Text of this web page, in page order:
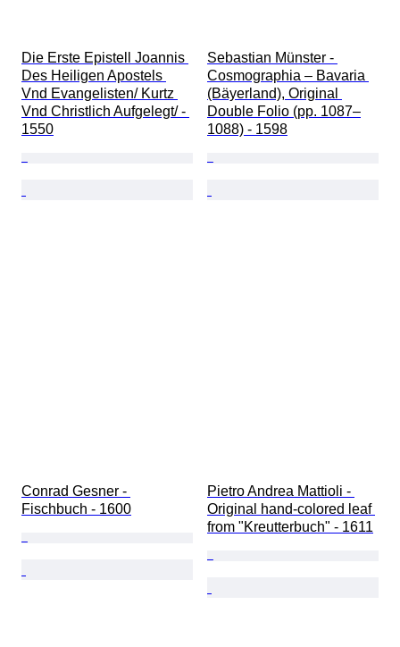
Die Erste Epistell Joannis
Des Heiligen Apostels
Vnd Evangelisten/ Kurtz
Vnd Christlich Aufgelegt/ -
1550
Sebastian Münster -
Cosmographia – Bavaria
(Bäyerland), Original
Double Folio (pp. 1087–
1088) - 1598
Conrad Gesner -
Fischbuch - 1600
Pietro Andrea Mattioli -
Original hand-colored leaf
from "Kreutterbuch" - 1611